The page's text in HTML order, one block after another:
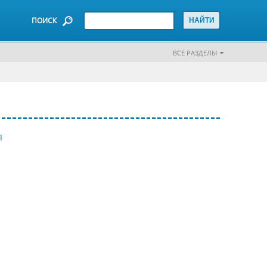
ПОИСК
ВСЕ РАЗДЕЛЫ